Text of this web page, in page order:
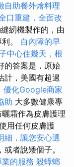
自助餐外燴料理
口重建，全面改
紉機製作的，由
。 白內障的早
中心住幾天，根
的答案是，原始
計，美國有超過
優化Google商家
助 大多數健康專
霜作為皮膚護理
用任何皮膚護
細，讓您安心選
者說矮個子。
的服務 殺蟑螂